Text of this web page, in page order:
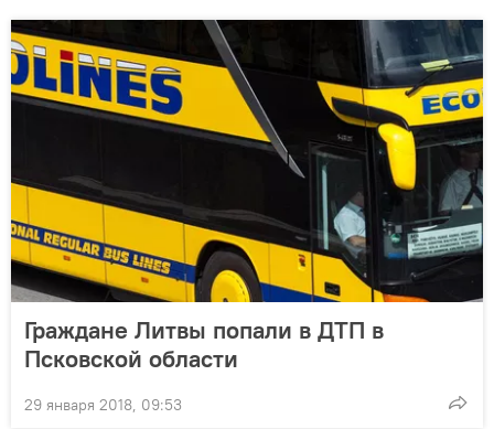
Граждане Литвы попали в ДТП в
Псковской области
29 января 2018, 09:53